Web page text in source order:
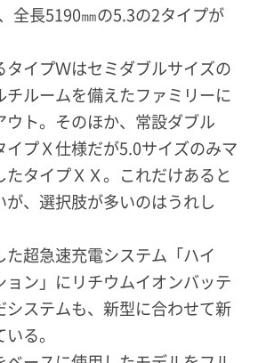
全長5190㎜の5.3の2タイプが
タイプＷはセミダブルサイズの
チルームを備えたファミリーに
ウト。そのほか、常設ダブル
イプＸ仕様だが5.0サイズのみマ
たタイプＸＸ。これだけあると
が、選択肢が多いのはうれし
た超急速充電システム「ハイ
ョン」にリチウムイオンバッテ
システムも、新型に合わせて新
る。